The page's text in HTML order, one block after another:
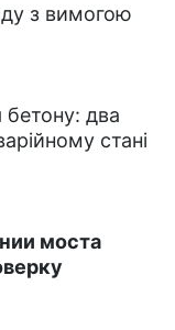
з вимогою
бетону: два
стані
моста